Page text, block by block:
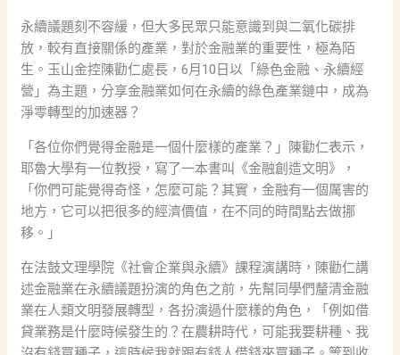
永續議題刻不容緩，但大多民眾只能意識到與二氧化碳排
放，較有直接關係的產業，對於金融業的重要性，極為陌
生。玉山金控陳勸仁處長，6月10日以「綠色金融、永續經
營」為主題，分享金融業如何在永續的綠色產業鏈中，成為
淨零轉型的加速器？
「各位你們覺得金融是一個什麼樣的產業？」陳勸仁表示，
耶魯大學有一位教授，寫了一本書叫《金融創造文明》，
「你們可能覺得奇怪，怎麼可能？其實，金融有一個厲害的
地方，它可以把很多的經濟價值，在不同的時間點去做挪
移。」
在法鼓文理學院《社會企業與永續》課程演講時，陳勸仁講
述金融業在永續議題扮演的角色之前，先幫同學們釐清金融
業在人類文明發展轉型，各扮演過什麼樣的角色，「例如借
貸業務是什麼時候發生的？在農耕時代，可能我要耕種、我